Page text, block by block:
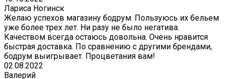
Лариса Ногинск
Желаю успехов магазину бодрум. Пользуюсь их бельем
уже более трех лет. Ни разу не было негатива.
Качеством всегда остаюсь довольна. Очень нравится
быстрая доставка. По сравнению с другими брендами,
бодрум выигрывает. Процветания вам!
02.08.2022
Валерий